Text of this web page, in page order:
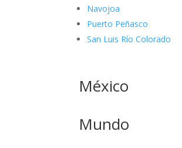
Navojoa
Puerto Peñasco
San Luis Río Colorado
México
Mundo